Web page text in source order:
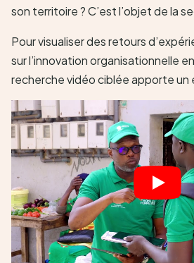
son territoire ? C’est l’objet de la
Pour visualiser des retours
sur l’innovation organisationnelle
recherche vidéo ciblée apporte un